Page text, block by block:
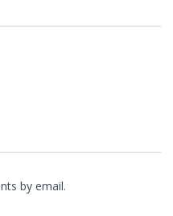
by email.